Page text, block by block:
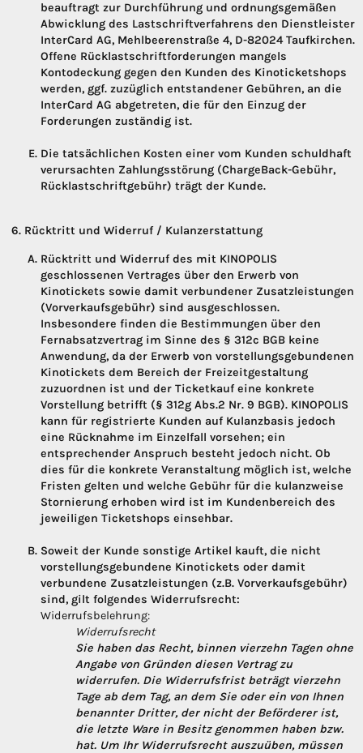
beauftragt zur Durchführung und ordnungsgemäßen
Abwicklung des Lastschriftverfahrens den Dienstleister
InterCard AG, Mehlbeerenstraße 4, D-82024 Taufkirchen.
Offene Rücklastschriftforderungen mangels
Kontodeckung gegen den Kunden des Kinoticketshops
werden, ggf. zuzüglich entstandener Gebühren, an die
InterCard AG abgetreten, die für den Einzug der
Forderungen zuständig ist.
Die tatsächlichen Kosten einer vom Kunden schuldhaft
verursachten Zahlungsstörung (ChargeBack-Gebühr,
Rücklastschriftgebühr) trägt der Kunde.
Rücktritt und Widerruf / Kulanzerstattung
Rücktritt und Widerruf des mit KINOPOLIS
geschlossenen Vertrages über den Erwerb von
Kinotickets sowie damit verbundener Zusatzleistungen
(Vorverkaufsgebühr) sind ausgeschlossen.
Insbesondere finden die Bestimmungen über den
Fernabsatzvertrag im Sinne des § 312c BGB keine
Anwendung, da der Erwerb von vorstellungsgebundenen
Kinotickets dem Bereich der Freizeitgestaltung
zuzuordnen ist und der Ticketkauf eine konkrete
Vorstellung betrifft (§ 312g Abs.2 Nr. 9 BGB). KINOPOLIS
kann für registrierte Kunden auf Kulanzbasis jedoch
eine Rücknahme im Einzelfall vorsehen; ein
entsprechender Anspruch besteht jedoch nicht. Ob
dies für die konkrete Veranstaltung möglich ist, welche
Fristen gelten und welche Gebühr für die kulanzweise
Stornierung erhoben wird ist im Kundenbereich des
jeweiligen Ticketshops einsehbar.
Soweit der Kunde sonstige Artikel kauft, die nicht
vorstellungsgebundene Kinotickets oder damit
verbundene Zusatzleistungen (z.B. Vorverkaufsgebühr)
sind, gilt folgendes Widerrufsrecht:
Widerrufsbelehrung:
Widerrufsrecht
Sie haben das Recht, binnen vierzehn Tagen ohne
Angabe von Gründen diesen Vertrag zu
widerrufen. Die Widerrufsfrist beträgt vierzehn
Tage ab dem Tag, an dem Sie oder ein von Ihnen
benannter Dritter, der nicht der Beförderer ist,
die letzte Ware in Besitz genommen haben bzw.
hat. Um Ihr Widerrufsrecht auszuüben, müssen